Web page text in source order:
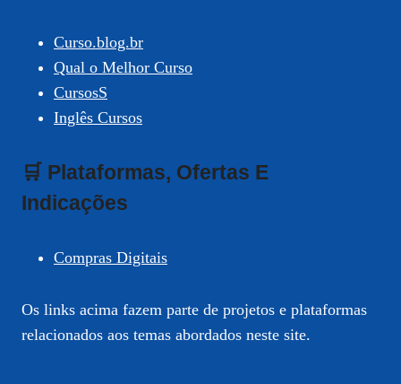
Curso.blog.br
Qual o Melhor Curso
CursosS
Inglês Cursos
🛒 Plataformas, Ofertas E
Indicações
Compras Digitais
Os links acima fazem parte de projetos e plataformas
relacionados aos temas abordados neste site.